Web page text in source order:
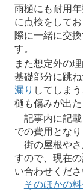
雨樋にも耐用
に点検をして
際に一緒に交
す。
また想定外の
基礎部分に跳
漏り してしま
樋も傷みが出
記事内に記載
での費用となり
街の屋根やさ
すので、現在
い合わせくださ
そのほかの